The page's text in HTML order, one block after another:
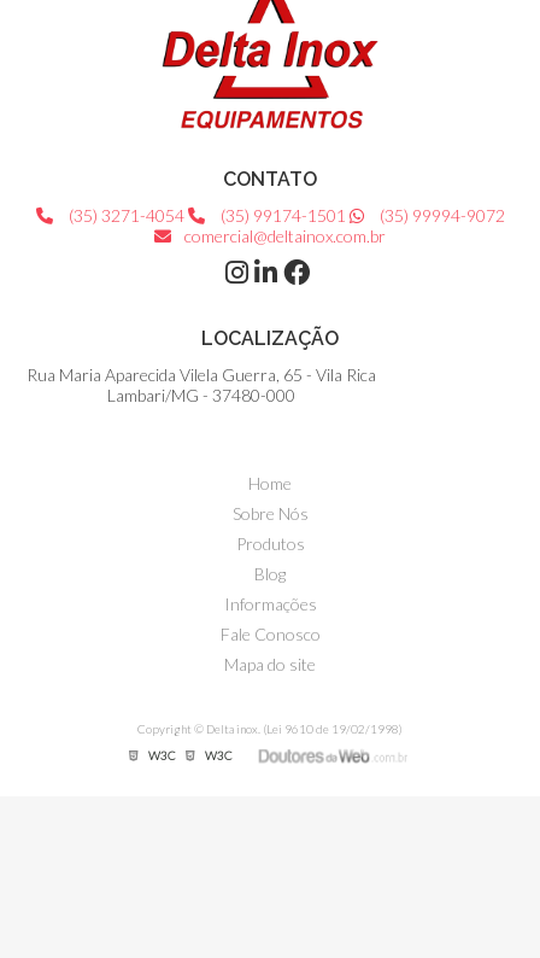
CONTATO
(35) 3271-4054 (35) 99174-1501
(35) 99994-9072
comercial@deltainox.com.br
LOCALIZAÇÃO
Rua Maria Aparecida Vilela Guerra, 65 - Vila Rica
Lambari/MG - 37480-000
Home
Sobre Nós
Produtos
Blog
Informações
Fale Conosco
Mapa do site
Copyright © Delta inox. (Lei 9610 de 19/02/1998)
W3C
W3C